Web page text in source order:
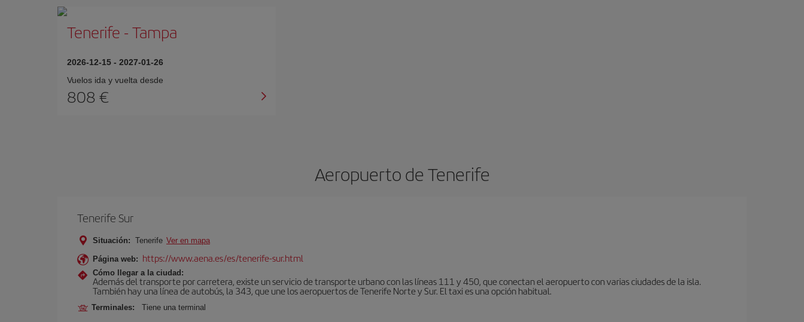
Tenerife -Tampa
2026-12-15 - 2027-01-26
Vuelos ida y vuelta desde
808 €
Aeropuerto de Tenerife
Tenerife Sur
Situación: Tenerife Ver en mapa
Página web: https://www.aena.es/es/tenerife-sur.html
Cómo llegar a la ciudad:
Además del transporte por carretera, existe un servicio de transporte urbano con las líneas 111 y 450, que conectan el aeropuerto con varias ciudades de la isla.
También hay una línea de autobús, la 343, que une los aeropuertos de Tenerife Norte y Sur. El taxi es una opción habitual.
Terminales: Tiene una terminal